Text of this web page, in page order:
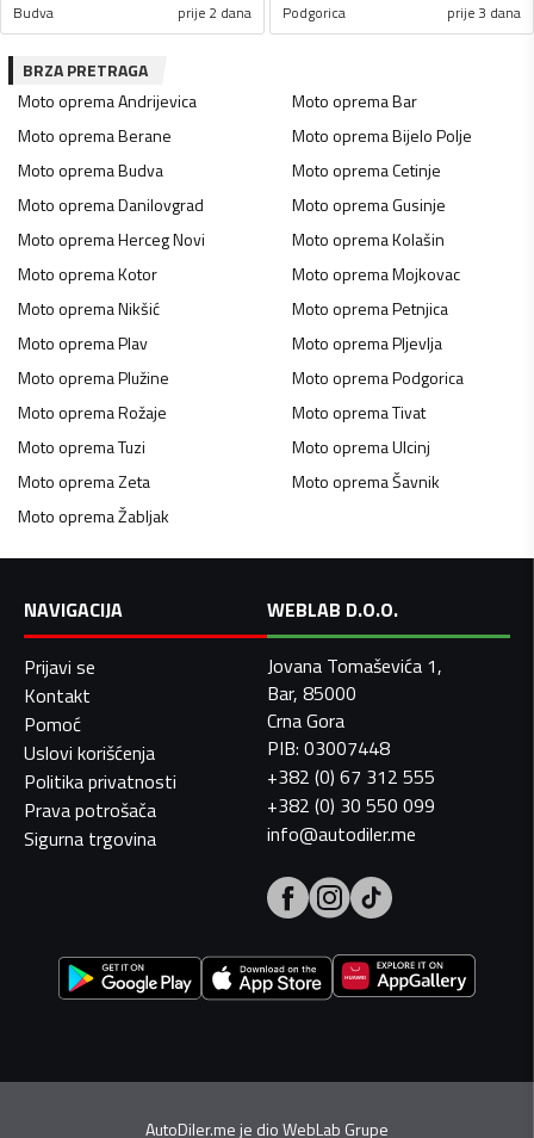
Budva prije 2 dana Podgorica prije 3 dana
BRZA PRETRAGA
Moto opremaAndrijevica Moto opremaBar
Moto opremaBerane Moto opremaBijelo Polje
Moto opremaBudva Moto opremaCetinje
Moto opremaDanilovgrad Moto opremaGusinje
Moto opremaHerceg Novi Moto opremaKolašin
Moto opremaKotor Moto opremaMojkovac
Moto opremaNikšić Moto opremaPetnjica
Moto opremaPlav Moto opremaPljevlja
Moto opremaPlužine Moto opremaPodgorica
Moto opremaRožaje Moto opremaTivat
Moto opremaTuzi Moto opremaUlcinj
Moto opremaZeta Moto opremaŠavnik
Moto opremaŽabljak
NAVIGACIJA
Prijavi se
Kontakt
Pomoć
Uslovi korišćenja
Politika privatnosti
Prava potrošača
Sigurna trgovina
WEBLAB D.O.O.
Jovana Tomaševića 1,
Bar, 85000
Crna Gora
PIB: 03007448
+382 (0) 67 312 555
+382 (0) 30 550 099
info@autodiler.me
AutoDiler.me je dioWebLab Grupe